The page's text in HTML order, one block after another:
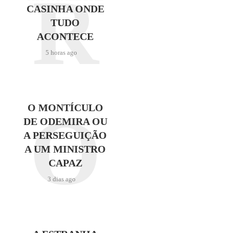
CASINHA ONDE
TUDO
ACONTECE
5 horas ago
R
O MONTÍCULO
DE ODEMIRA OU
A PERSEGUIÇÃO
A UM MINISTRO
CAPAZ
3 dias ago
O